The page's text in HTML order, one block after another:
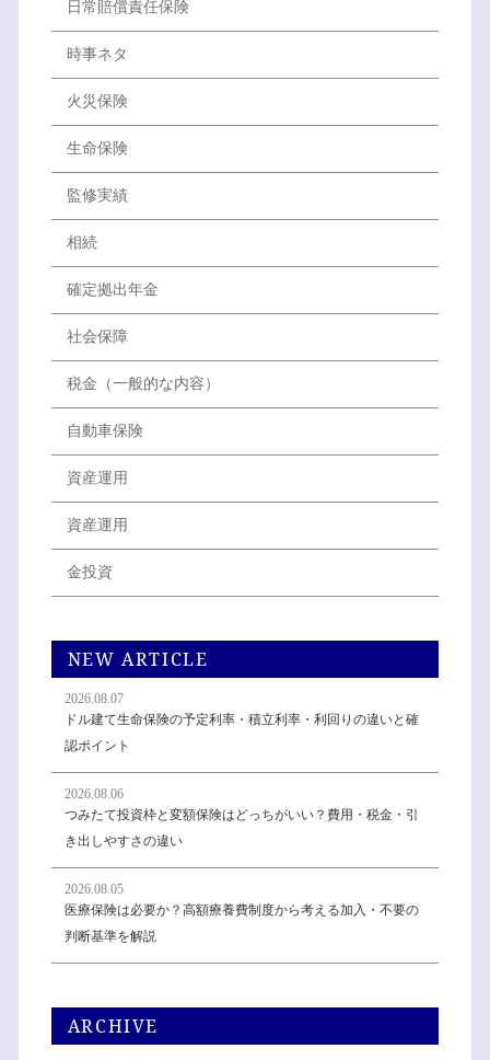
日常賠償責任保険
時事ネタ
火災保険
生命保険
監修実績
相続
確定拠出年金
社会保障
税金（一般的な内容）
自動車保険
資産運用
資産運用
金投資
NEW ARTICLE
2026.08.07
ドル建て生命保険の予定利率・積立利率・利回りの違いと確
認ポイント
2026.08.06
つみたて投資枠と変額保険はどっちがいい？費用・税金・引
き出しやすさの違い
2026.08.05
医療保険は必要か？高額療養費制度から考える加入・不要の
判断基準を解説
ARCHIVE